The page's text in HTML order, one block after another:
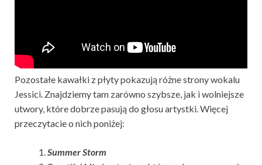
Pozostałe kawałki z płyty pokazują różne strony wokalu
Jessici. Znajdziemy tam zarówno szybsze, jak i wolniejsze
utwory, które dobrze pasują do głosu artystki. Więcej
przeczytacie o nich poniżej:
Summer Storm